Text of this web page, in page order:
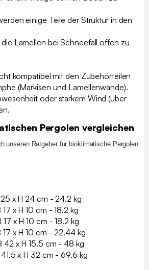
einige Teile der Struktur in den
Lamellen bei Schneefall offen zu
kompatibel mit den Zubehörteilen
(Markisen und Lamellenwände).
oder starkem Wind (über
Pergolen vergleichen
unseren Ratgeber für bioklimatische Pergolen
x H 24 cm - 24.2 kg
x H 10 cm - 18.2 kg
x H 10 cm - 18.2 kg
x H 10 cm - 22.44 kg
x H 15.5 cm - 48 kg
x H 32 cm - 69.6 kg